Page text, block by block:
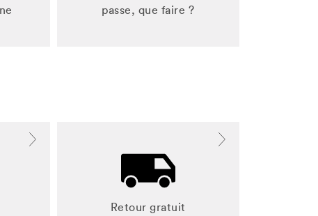
passe, que faire ?
Retour gratuit